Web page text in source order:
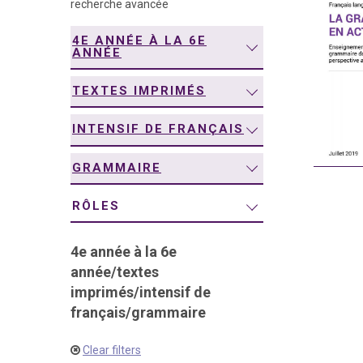
recherche avancée
4E ANNÉE À LA 6E
ANNÉE
TEXTES IMPRIMÉS
INTENSIF DE FRANÇAIS
GRAMMAIRE
RÔLES
4e année à la 6e
année/textes
imprimés/intensif de
français/grammaire
Clear filters